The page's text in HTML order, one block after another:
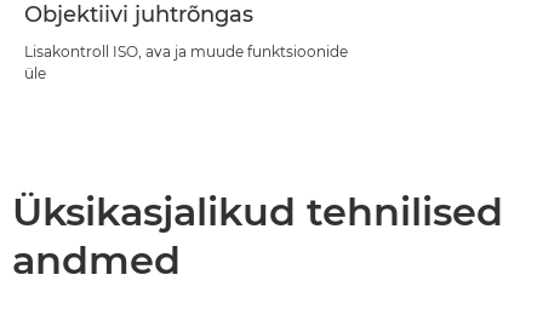
Objektiivi juhtrõngas
Lisakontroll ISO, ava ja muude funktsioonide
üle
Üksikasjalikud tehnilised
andmed